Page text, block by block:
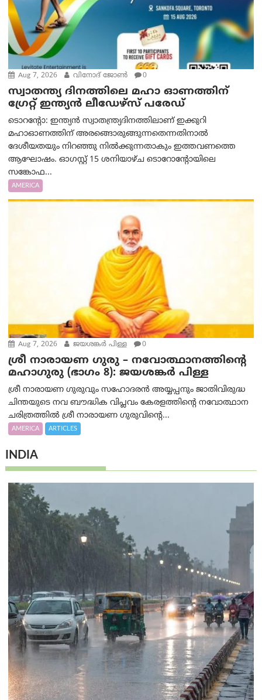
Aug 7, 2026 വിനോദ് ജോൺ 0
സ്വാതന്ത്യ ദിനത്തിലെ മഹാ ഓണത്തിന്
ഗ്രേറ്റ് ഇന്ത്യൻ ലീഡേഴ്സ് പരേഡ്
ടൊറന്റോ: ഇന്ത്യൻ സ്വാതന്ത്ര്യദിനത്തിലാണ് ഇക്കുറി
മഹാഓണത്തിന് അരങ്ങൊരുങ്ങുന്നതെന്നതിനാൽ
ദേശീയതയും നിറഞ്ഞു നിൽക്കുന്നതാകും ഇത്തവണത്തെ
ആഘോഷം. ഓഗസ്റ്റ് 15 ശനിയാഴ്ച ടൊറോന്റോയിലെ
സങ്കോഫ...
AMERICA
Aug 7, 2026 ജയശങ്കര്‍ പിള്ള 0
ശ്രീ നാരായണ ഗുരു – നവോത്ഥാനത്തിന്റെ
മഹാഗുരു (ഭാഗം 8): ജയശങ്കര്‍ പിള്ള
ശ്രീ നാരായണ ഗുരുവും സഹോദരൻ അയ്യപ്പനും ജാതിവിരുദ്ധ
ചിന്തയുടെ നവ ബൗദ്ധിക വിപ്ലവം കേരളത്തിന്റെ നവോത്ഥാന
ചരിത്രത്തിൽ ശ്രീ നാരായണ ഗുരുവിന്റെ...
AMERICA ARTICLES
INDIA